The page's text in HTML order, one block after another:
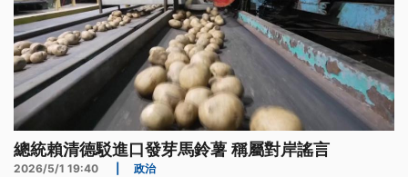
總統賴清德駁進口發芽馬鈴薯 稱屬對岸謠言
2026/5/1 19:40 政治